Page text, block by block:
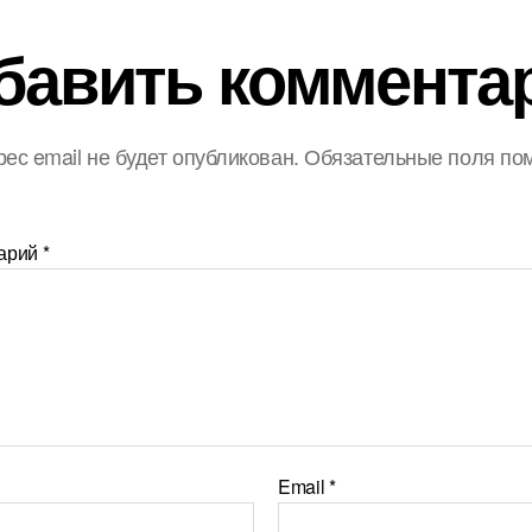
email не будет опубликован. Обязательные поля
*
Email*